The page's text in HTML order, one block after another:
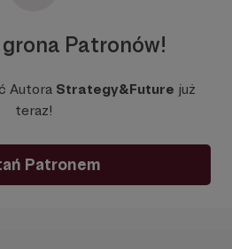
grona Patronów!
Autora Strategy&Future już
teraz!
Patronem